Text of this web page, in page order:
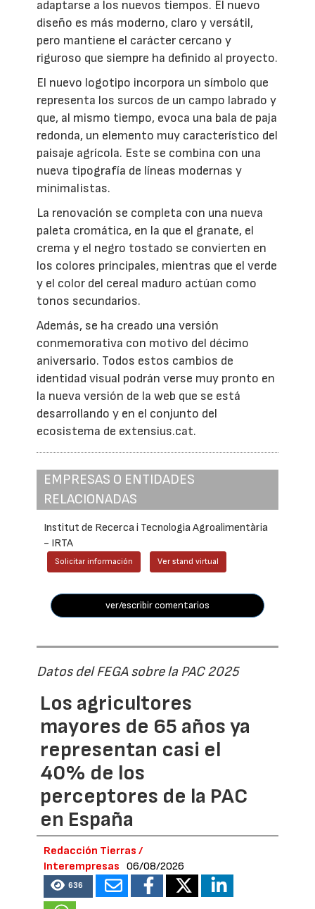
adaptarse a los nuevos tiempos. El nuevo
diseño es más moderno, claro y versátil,
pero mantiene el carácter cercano y
riguroso que siempre ha definido al proyecto.
El nuevo logotipo incorpora un símbolo que
representa los surcos de un campo labrado y
que, al mismo tiempo, evoca una bala de paja
redonda, un elemento muy característico del
paisaje agrícola. Este se combina con una
nueva tipografía de líneas modernas y
minimalistas.
La renovación se completa con una nueva
paleta cromática, en la que el granate, el
crema y el negro tostado se convierten en
los colores principales, mientras que el verde
y el color del cereal maduro actúan como
tonos secundarios.
Además, se ha creado una versión
conmemorativa con motivo del décimo
aniversario. Todos estos cambios de
identidad visual podrán verse muy pronto en
la nueva versión de la web que se está
desarrollando y en el conjunto del
ecosistema de extensius.cat.
EMPRESAS O ENTIDADES
RELACIONADAS
Institut de Recerca i Tecnologia Agroalimentària
- IRTA
Solicitar información Ver stand virtual
ver/escribir comentarios
Datos del FEGA sobre la PAC 2025
Los agricultores
mayores de 65 años ya
representan casi el
40% de los
perceptores de la PAC
en España
Redacción Tierras /
Interempresas
06/08/2026
636